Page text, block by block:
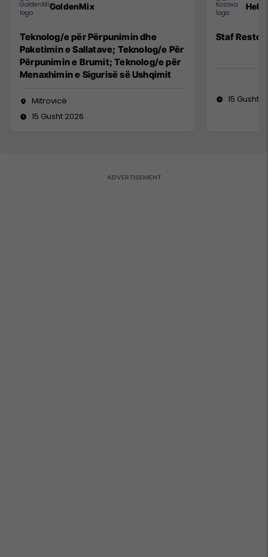
GoldenMix
Teknolog/e për Përpunimin dhe
Paketimin e Sallatave; Teknolog/e Për
Përpunimin e Brumit; Teknolog/e për
Menaxhimin e Sigurisë së Ushqimit
Mitrovicë
15 Gusht 2026
Staf
15 Gusht